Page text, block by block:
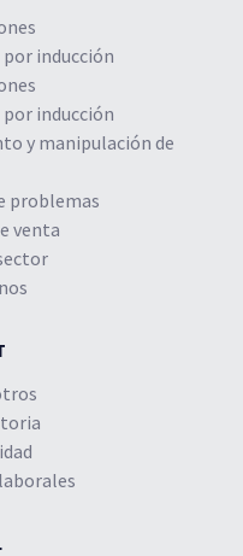
por inducción
por inducción
y manipulación de
problemas
venta